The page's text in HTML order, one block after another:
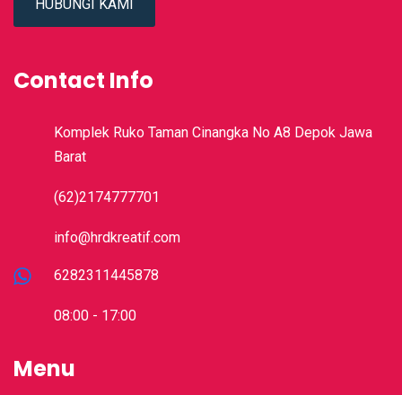
HUBUNGI KAMI
Contact Info
Komplek Ruko Taman Cinangka No A8 Depok Jawa
Barat
(62)2174777701
info@hrdkreatif.com
6282311445878
08:00 - 17:00
Menu